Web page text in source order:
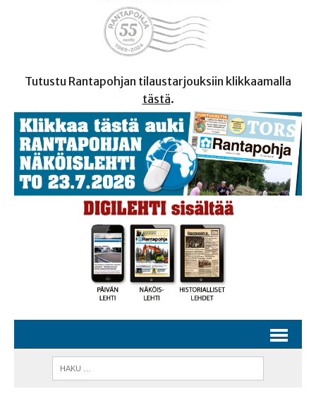
Tutustu Rantapohjan tilaustarjouksiin klikkaamalla
tästä.